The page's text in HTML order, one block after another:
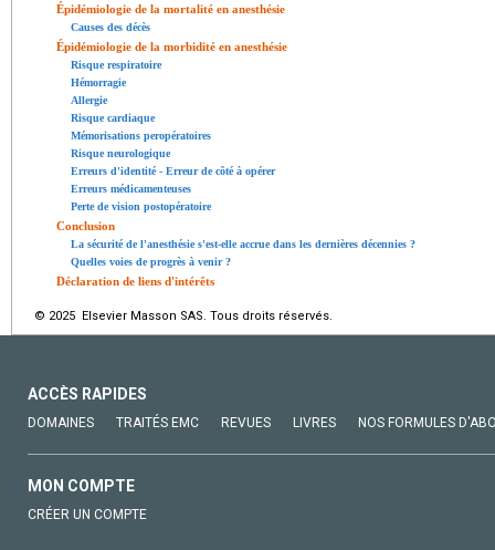
Épidémiologie de la mortalité en anesthésie
Causes des décès
Épidémiologie de la morbidité en anesthésie
Risque respiratoire
Hémorragie
Allergie
Risque cardiaque
Mémorisations peropératoires
Risque neurologique
Erreurs d'identité - Erreur de côté à opérer
Erreurs médicamenteuses
Perte de vision postopératoire
Conclusion
La sécurité de l'anesthésie s'est-elle accrue dans les dernières décennies ?
Quelles voies de progrès à venir ?
Déclaration de liens d'intérêts
© 2025 Elsevier Masson SAS. Tous droits réservés.
ACCÈS RAPIDES
DOMAINES TRAITÉS EMC REVUES LIVRES NOS FORMULES
MON COMPTE
CRÉER UN COMPTE